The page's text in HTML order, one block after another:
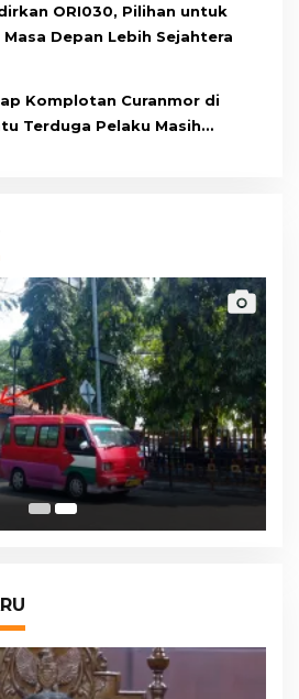
ORI030, Pilihan untuk
Depan Lebih Sejahtera
Komplotan Curanmor di
Terduga Pelaku Masih